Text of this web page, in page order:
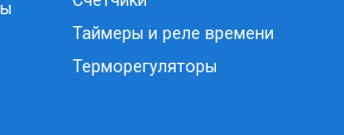
Таймеры и реле времени
Терморегуляторы